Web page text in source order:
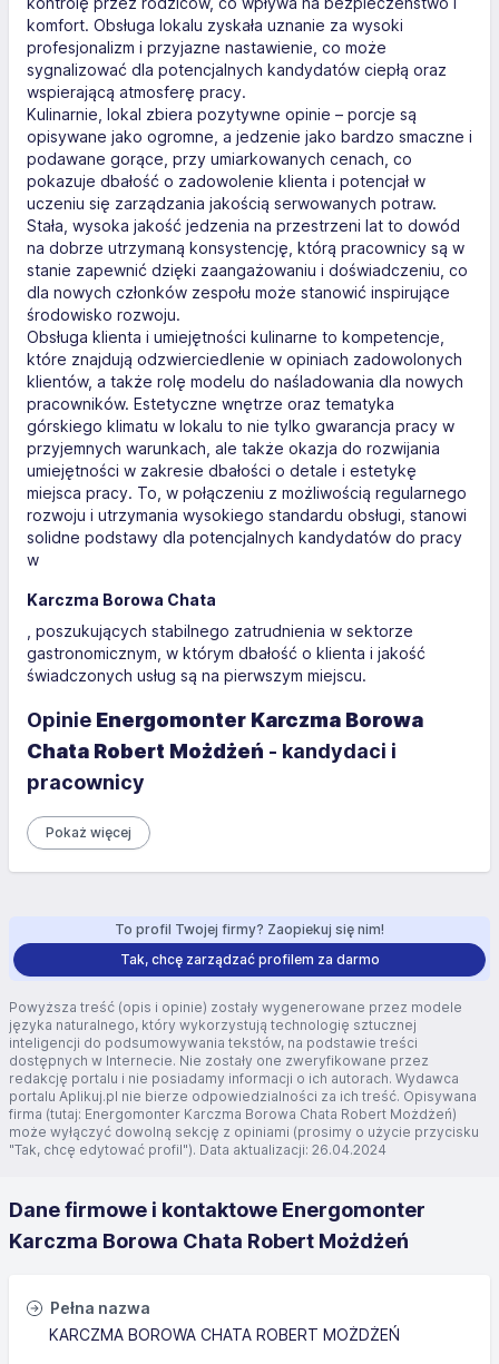
komfort. Obsługa lokalu zyskała uznanie za wysoki
profesjonalizm i przyjazne nastawienie, co może
sygnalizować dla potencjalnych kandydatów ciepłą oraz
wspierającą atmosferę pracy.
Kulinarnie, lokal zbiera pozytywne opinie – porcje są
opisywane jako ogromne, a jedzenie jako bardzo smaczne i
podawane gorące, przy umiarkowanych cenach, co
pokazuje dbałość o zadowolenie klienta i potencjał w
uczeniu się zarządzania jakością serwowanych potraw.
Stała, wysoka jakość jedzenia na przestrzeni lat to dowód
na dobrze utrzymaną konsystencję, którą pracownicy są w
stanie zapewnić dzięki zaangażowaniu i doświadczeniu, co
dla nowych członków zespołu może stanowić inspirujące
środowisko rozwoju.
Obsługa klienta i umiejętności kulinarne to kompetencje,
które znajdują odzwierciedlenie w opiniach zadowolonych
klientów, a także rolę modelu do naśladowania dla nowych
pracowników. Estetyczne wnętrze oraz tematyka
górskiego klimatu w lokalu to nie tylko gwarancja pracy w
przyjemnych warunkach, ale także okazja do rozwijania
umiejętności w zakresie dbałości o detale i estetykę
miejsca pracy. To, w połączeniu z możliwością regularnego
rozwoju i utrzymania wysokiego standardu obsługi, stanowi
solidne podstawy dla potencjalnych kandydatów do pracy
w
Karczma Borowa Chata
, poszukujących stabilnego zatrudnienia w sektorze
gastronomicznym, w którym dbałość o klienta i jakość
świadczonych usług są na pierwszym miejscu.
Opinie Energomonter Karczma Borowa
Chata Robert Możdżeń - kandydaci i
pracownicy
Pokaż więcej
To profil Twojej firmy? Zaopiekuj się nim!
Tak, chcę zarządzać profilem za darmo
Powyższa treść (opis i opinie) zostały wygenerowane przez modele
języka naturalnego, który wykorzystują technologię sztucznej
inteligencji do podsumowywania tekstów, na podstawie treści
dostępnych w Internecie. Nie zostały one zweryfikowane przez
redakcję portalu i nie posiadamy informacji o ich autorach. Wydawca
portalu Aplikuj.pl nie bierze odpowiedzialności za ich treść. Opisywana
firma (tutaj: Energomonter Karczma Borowa Chata Robert Możdżeń)
może wyłączyć dowolną sekcję z opiniami (prosimy o użycie przycisku
"Tak, chcę edytować profil"). Data aktualizacji: 26.04.2024
Dane firmowe i kontaktowe Energomonter
Karczma Borowa Chata Robert Możdżeń
Pełna nazwa
KARCZMA BOROWA CHATA ROBERT MOŻDŻEŃ